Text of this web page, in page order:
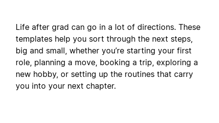
Life after grad can go in a lot of directions. These
templates help you sort through the next steps,
big and small, whether you’re starting your first
role, planning a move, booking a trip, exploring a
new hobby, or setting up the routines that carry
you into your next chapter.